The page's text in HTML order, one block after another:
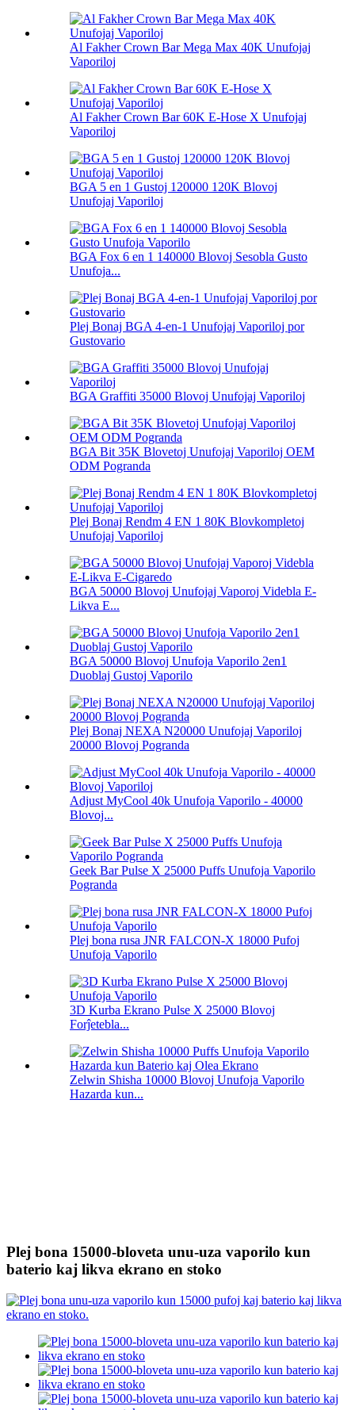
Al Fakher Crown Bar Mega Max 40K Unufojaj
Vaporiloj
Al Fakher Crown Bar 60K E-Hose X Unufojaj
Vaporiloj
BGA 5 en 1 Gustoj 120000 120K Blovoj
Unufojaj Vaporiloj
BGA Fox 6 en 1 140000 Blovoj Sesobla Gusto
Unufoja...
Plej Bonaj BGA 4-en-1 Unufojaj Vaporiloj por
Gustovario
BGA Graffiti 35000 Blovoj Unufojaj Vaporiloj
BGA Bit 35K Blovetoj Unufojaj Vaporiloj OEM
ODM Pogranda
Plej Bonaj Rendm 4 EN 1 80K Blovkompletoj
Unufojaj Vaporiloj
BGA 50000 Blovoj Unufojaj Vaporoj Videbla E-
Likva E...
BGA 50000 Blovoj Unufoja Vaporilo 2en1
Duoblaj Gustoj Vaporilo
Plej Bonaj NEXA N20000 Unufojaj Vaporiloj
20000 Blovoj Pogranda
Adjust MyCool 40k Unufoja Vaporilo - 40000
Blovoj...
Geek Bar Pulse X 25000 Puffs Unufoja Vaporilo
Pogranda
Plej bona rusa JNR FALCON-X 18000 Pufoj
Unufoja Vaporilo
3D Kurba Ekrano Pulse X 25000 Blovoj
Forĵetebla...
Zelwin Shisha 10000 Blovoj Unufoja Vaporilo
Hazarda kun...
Plej bona 15000-bloveta unu-uza vaporilo kun
baterio kaj likva ekrano en stoko